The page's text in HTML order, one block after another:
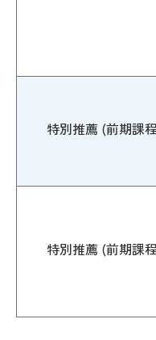
特別推薦 (前期課
特別推薦 (前期課